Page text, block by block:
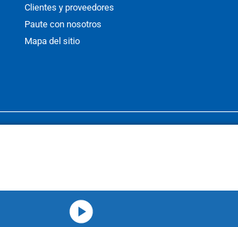
Clientes y proveedores
Paute con nosotros
Mapa del sitio
total o parcial, así como su traducción a
without written permission is prohibited. All